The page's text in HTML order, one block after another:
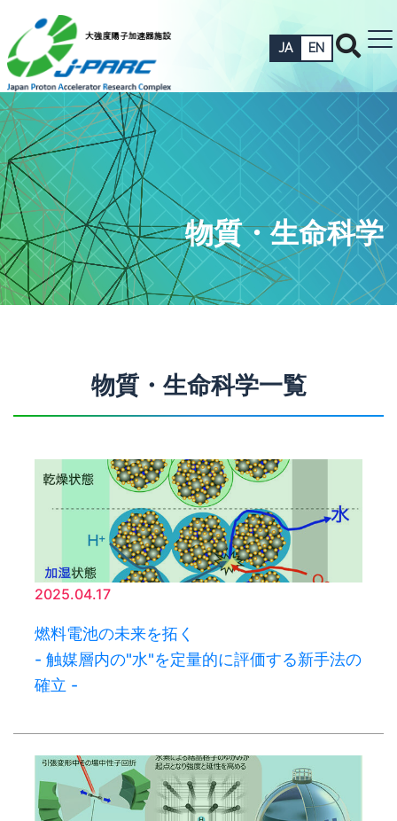
JA EN
物質・生命科学
物質・生命科学一覧
2025.04.17
燃料電池の未来を拓く
- 触媒層内の"水"を定量的に評価する新手法の
確立 -